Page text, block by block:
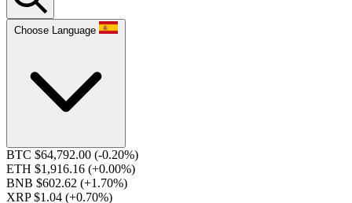
Choose Language
BTC $64,792.00 (-0.20%)
ETH $1,916.16 (+0.00%)
BNB $602.62 (+1.70%)
XRP $1.04 (+0.70%)